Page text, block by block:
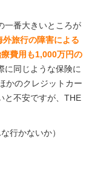
一番大きいところが
外旅行の障害による
費用も1,000万円の
に同じような保険に
かのクレジットカー
と不安ですが、THE
行かないか）